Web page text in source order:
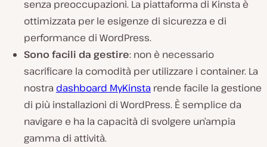
senza preoccupazioni. La piattaforma di Kinsta è
ottimizzata per le esigenze di sicurezza e di
performance di WordPress.
Sono facili da gestire: non è necessario
sacrificare la comodità per utilizzare i container. La
nostra dashboard MyKinsta rende facile la gestione
di più installazioni di WordPress. È semplice da
navigare e ha la capacità di svolgere un’ampia
gamma di attività.